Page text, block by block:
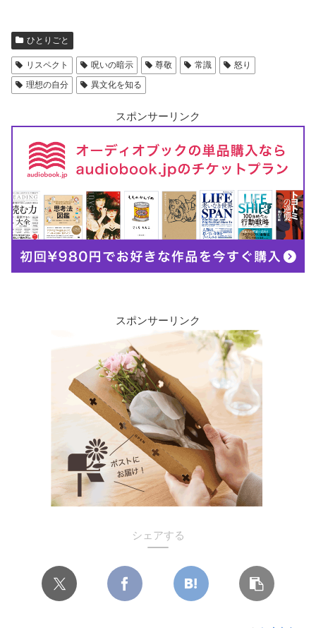
ひとりごと
リスペクト 呪いの暗示 尊敬 常識
怒り
理想の自分
異文化を知る
スポンサーリンク
スポンサーリンク
シェアする